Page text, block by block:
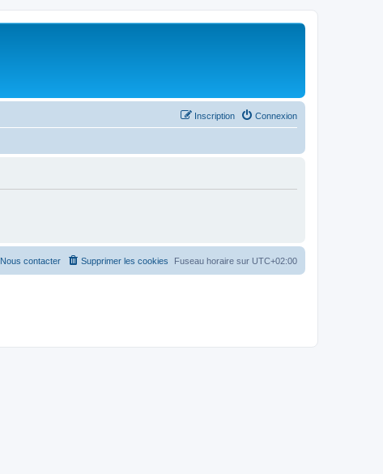
Connexion
Inscription
Fuseau horaire sur UTC+02:00
Supprimer les cookies
Nous contacter